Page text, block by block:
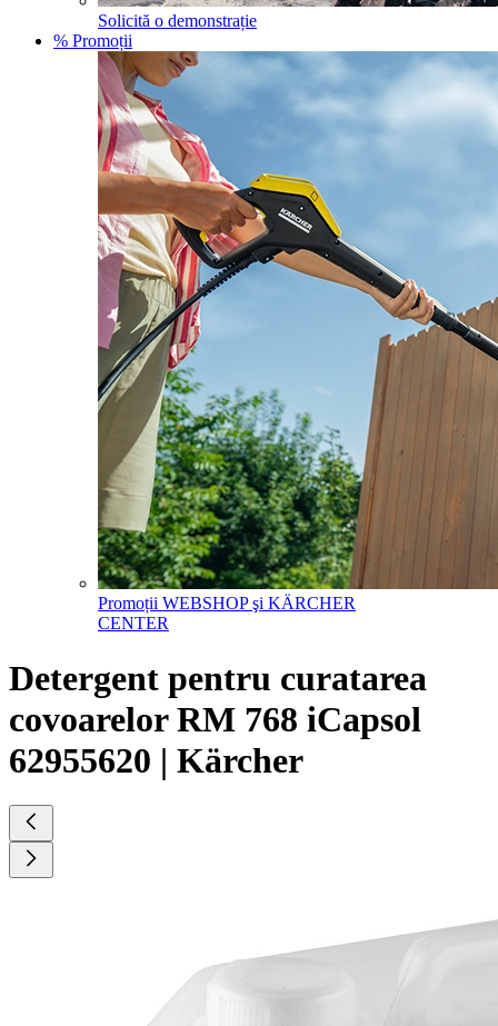
Solicită o demonstrație
% Promoții
Promoții WEBSHOP şi KÄRCHER
CENTER
Detergent pentru curatarea
covoarelor RM 768 iCapsol
62955620 | Kärcher